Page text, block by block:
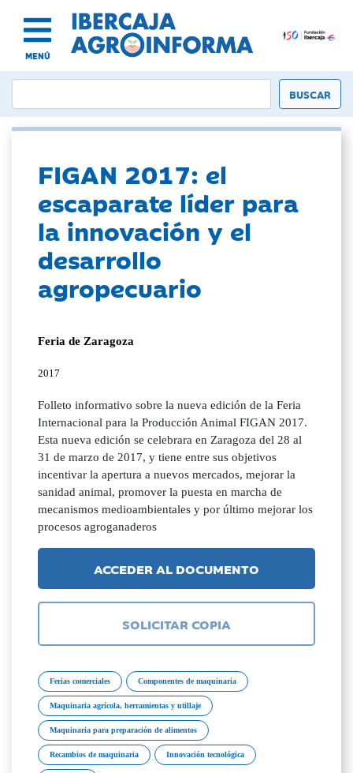
MENÚ
FIGAN 2017: el
escaparate líder para
la innovación y el
desarrollo
agropecuario
Feria de Zaragoza
2017
Folleto informativo sobre la nueva edición de la Feria
Internacional para la Producción Animal FIGAN 2017.
Esta nueva edición se celebrara en Zaragoza del 28 al
31 de marzo de 2017, y tiene entre sus objetivos
incentivar la apertura a nuevos mercados, mejorar la
sanidad animal, promover la puesta en marcha de
mecanismos medioambientales y por último mejorar los
procesos agroganaderos
ACCEDER AL DOCUMENTO
SOLICITAR COPIA
Ferias comerciales Componentes de maquinaria
Maquinaria agrícola, herramientas y utillaje
Maquinaria para preparación de alimentos
Recambios de maquinaria Innovación tecnológica